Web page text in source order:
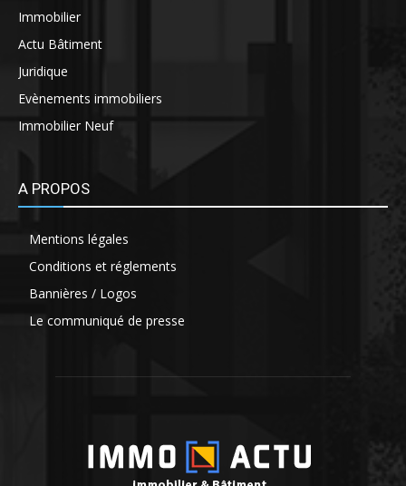
Immobilier
Actu Bâtiment
Juridique
Evènements immobiliers
Immobilier Neuf
A PROPOS
Mentions légales
Conditions et réglements
Bannières / Logos
Le communiqué de presse